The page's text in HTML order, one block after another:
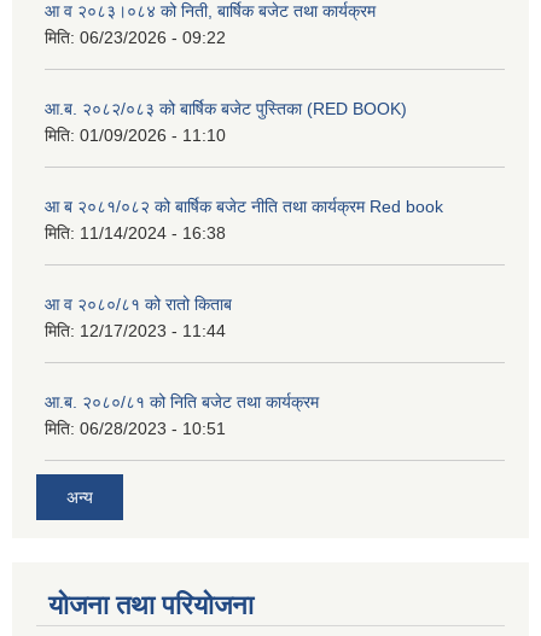
आ व २०८३।०८४ को निती, बार्षिक बजेट तथा कार्यक्रम
मिति: 06/23/2026 - 09:22
आ.ब. २०८२/०८३ को बार्षिक बजेट पुस्तिका (RED BOOK)
मिति: 01/09/2026 - 11:10
आ ब २०८१/०८२ को बार्षिक बजेट नीति तथा कार्यक्रम Red book
मिति: 11/14/2024 - 16:38
आ व २०८०/८१ को रातो किताब
मिति: 12/17/2023 - 11:44
आ.ब. २०८०/८१ को निति बजेट तथा कार्यक्रम
मिति: 06/28/2023 - 10:51
अन्य
योजना तथा परियोजना